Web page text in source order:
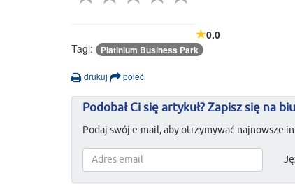
0.0
Tagi:
Platinium Business Park
drukuj poleć
Podobał Ci się artykuł? Zapisz się na
Podaj swój e-mail, aby otrzymywać najnowsze